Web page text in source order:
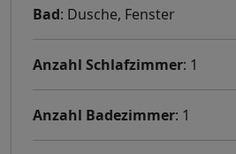
Bad: Dusche, Fenster
Anzahl Schlafzimmer: 1
Anzahl Badezimmer: 1